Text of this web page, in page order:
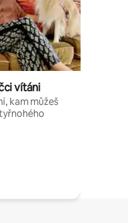
vítáni
kam můžeš